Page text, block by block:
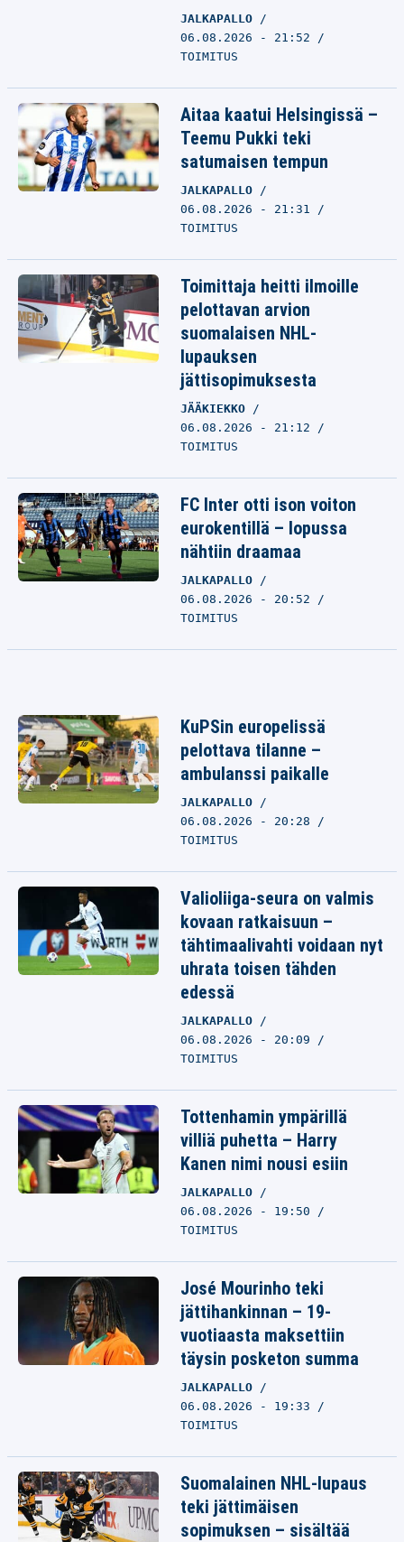
JALKAPALLO
06.08.2026 - 21:52
TOIMITUS
Aitaa kaatui Helsingissä –
Teemu Pukki teki
satumaisen tempun
JALKAPALLO
06.08.2026 - 21:31
TOIMITUS
Toimittaja heitti ilmoille
pelottavan arvion
suomalaisen NHL-
lupauksen
jättisopimuksesta
JÄÄKIEKKO
06.08.2026 - 21:12
TOIMITUS
FC Inter otti ison voiton
eurokentillä – lopussa
nähtiin draamaa
JALKAPALLO
06.08.2026 - 20:52
TOIMITUS
KuPSin europelissä
pelottava tilanne –
ambulanssi paikalle
JALKAPALLO
06.08.2026 - 20:28
TOIMITUS
Valioliiga-seura on valmis
kovaan ratkaisuun –
tähtimaalivahti voidaan nyt
uhrata toisen tähden
edessä
JALKAPALLO
06.08.2026 - 20:09
TOIMITUS
Tottenhamin ympärillä
villiä puhetta – Harry
Kanen nimi nousi esiin
JALKAPALLO
06.08.2026 - 19:50
TOIMITUS
José Mourinho teki
jättihankinnan – 19-
vuotiaasta maksettiin
täysin posketon summa
JALKAPALLO
06.08.2026 - 19:33
TOIMITUS
Suomalainen NHL-lupaus
teki jättimäisen
sopimuksen – sisältää